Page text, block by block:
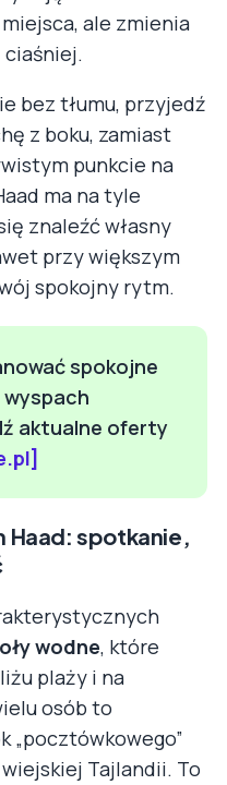
ale zmienia
ciaśniej.
bez tłumu, przyjedź
z boku, zamiast
punkcie na
ma na tyle
znaleźć własny
przy większym
spokojny rytm.
spokojne
wyspach
aktualne oferty
Haad: spotkanie,
wodne, które
plaży i na
osób to
„pocztówkowego”
Tajlandii. To